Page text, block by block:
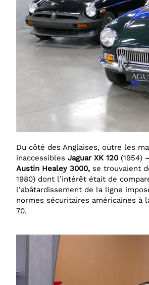
Du côté des Anglaises, outre les
inaccessibles Jaguar XK 120 (1954)
Austin Healey 3000, se trouvaient
1980) dont l’intérêt était de
l’abâtardissement de la ligne
normes sécuritaires américaines à
70.